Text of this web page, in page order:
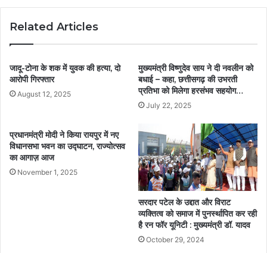
Related Articles
जादू-टोना के शक में युवक की हत्या, दो
आरोपी गिरफ्तार
August 12, 2025
मुख्यमंत्री विष्णुदेव साय ने दी नवलीन को
बधाई – कहा, छत्तीसगढ़ की उभरती
प्रतिभा को मिलेगा हरसंभव सहयोग…
July 22, 2025
प्रधानमंत्री मोदी ने किया रायपुर में नए
विधानसभा भवन का उद्घाटन, राज्योत्सव
का आगाज़ आज
November 1, 2025
सरदार पटेल के उद्दात और विराट
व्यक्तित्व को समाज में पुनर्स्थापित कर रही
है रन फॉर यूनिटी : मुख्यमंत्री डॉ. यादव
October 29, 2024